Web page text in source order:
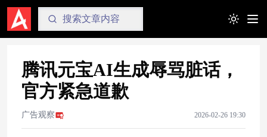
Toggle
腾讯元宝AI生成辱骂脏话，
官方紧急道歉
广告观察 2026-02-26 19:30